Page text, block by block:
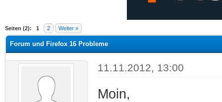
Seiten (2): 1 2 Weiter »
Durchschnitt
Forum und Firefox 16 Probleme
11.11.2012, 13:00
Moin,